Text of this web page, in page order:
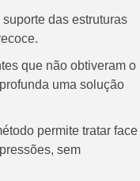
das estruturas
que não obtiveram o
uma solução
permite tratar face
sem